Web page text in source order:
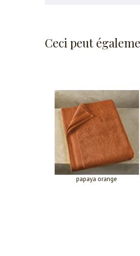
Ceci peut
papaya orange